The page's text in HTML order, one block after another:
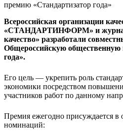
Всероссийская организации
«СТАНДАРТИНФОРМ» и
качество» разработали
Общероссийскую общественную
года».
Его цель — укрепить роль
экономики посредством
участников работ по данному
Премия ежегодно присуждается в
номинаций: